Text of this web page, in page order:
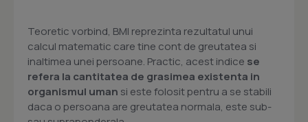
Teoretic vorbind, BMI reprezinta rezultatul unui
calcul matematic care tine cont de greutatea si
inaltimea unei persoane. Practic, acest indice se
refera la cantitatea de grasimea existenta in
organismul uman si este folosit pentru a se stabili
daca o persoana are greutatea normala, este sub-